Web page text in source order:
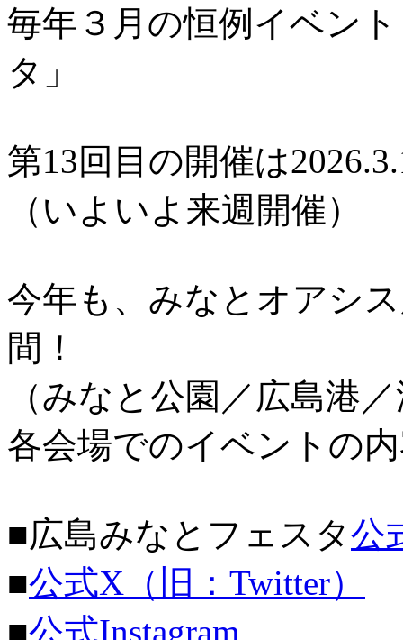
毎年３月の恒例イベン
タ」
第13回目の開催は
（いよいよ来週開催）
今年も、みなとオアシ
間！
（みなと公園／広島港
各会場でのイベントの
■広島みなとフェスタ公
■公式X（旧：Twitter）
■公式Instagram